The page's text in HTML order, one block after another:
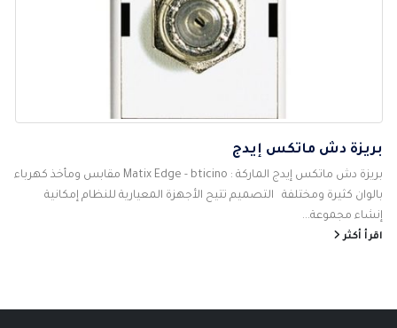
بريزة دش ماتكس إيدج
بريزة دش ماتكس إيدج الماركة : Matix Edge - bticino مقابس ومأخذ كهرباء
بالوان كثيرة ومختلفة التصميم تتيح الأجهزة المعيارية للنظام إمكانية
إنشاء مجموعة...
اقرأ أكثر